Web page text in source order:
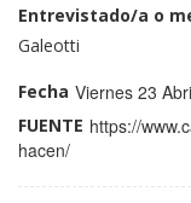
Entrevistado/a o
Perfil
Docentes
Nombre
y
Galeotti
Fecha Viernes 23
FUENTE https://
hacen/